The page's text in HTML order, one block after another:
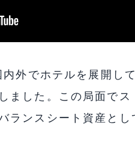
外でホテルを展開し
ました。この局面で
ランスシート資産と